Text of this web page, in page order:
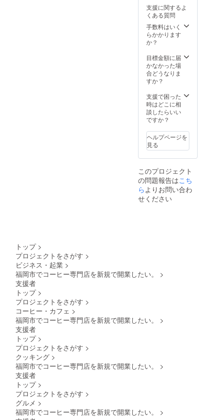
支援に関するよ
くある質問
手数料はいく
らかかります
か？
目標金額に届
かなかった場
合どうなりま
すか？
支援で困った
時はどこに相
談したらいい
ですか？
ヘルプページを
見る
このプロジェクト
の問題報告はこち
らよりお問い合わ
せください
トップ >
プロジェクトをさがす >
ビジネス・起業 >
福岡市でコーヒー専門店を新規で開業したい。
>
支援者
トップ >
プロジェクトをさがす >
コーヒー・カフェ >
福岡市でコーヒー専門店を新規で開業したい。
>
支援者
トップ >
プロジェクトをさがす >
クッキング >
福岡市でコーヒー専門店を新規で開業したい。
>
支援者
トップ >
プロジェクトをさがす >
グルメ >
福岡市でコーヒー専門店を新規で開業したい。
>